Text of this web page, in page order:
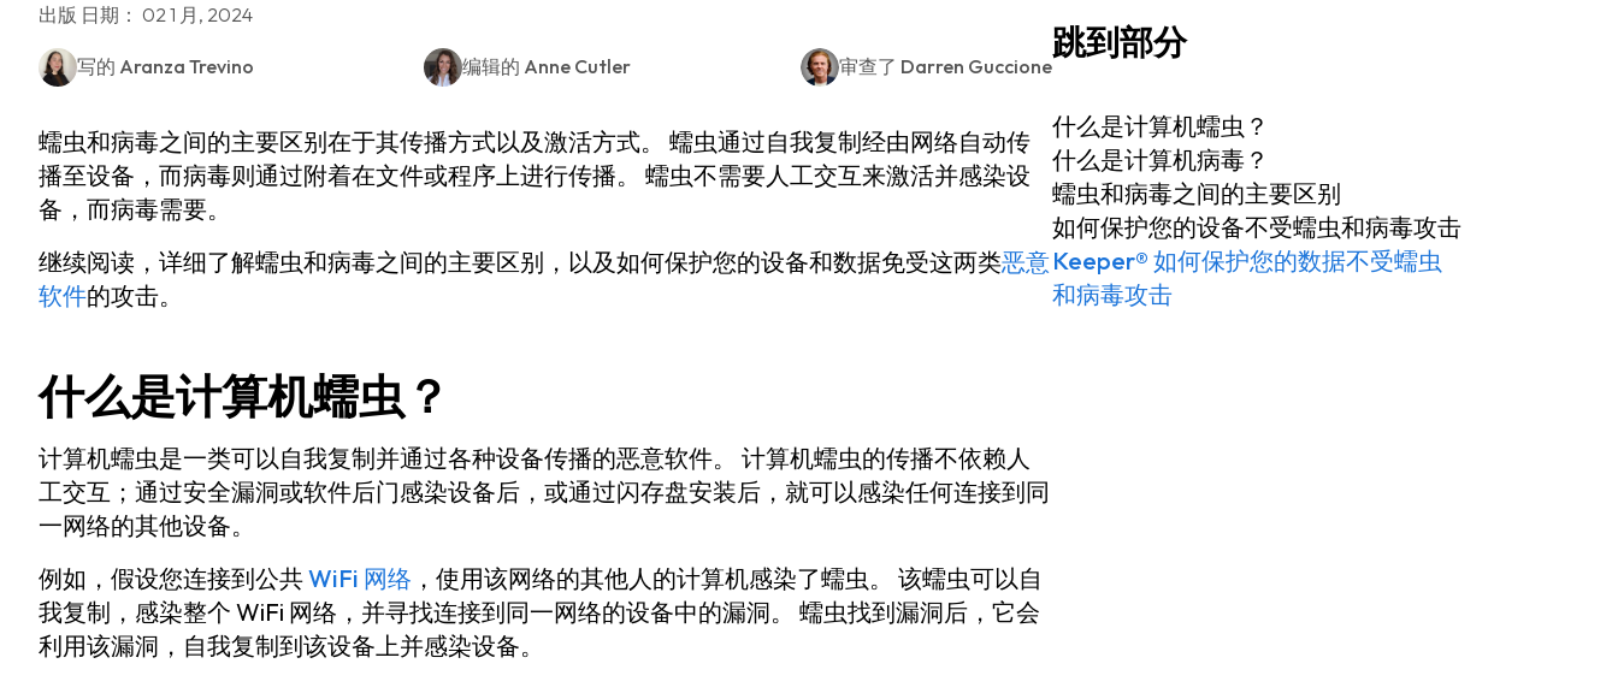
出版 日期： 02 1 月, 2024
写的 Aranza Trevino 编辑的 Anne Cutler 审查了 Darren Guccione
蠕虫和病毒之间的主要区别在于其传播方式以及激活方式。 蠕虫通过自我复制经由网络自动传
播至设备，而病毒则通过附着在文件或程序上进行传播。 蠕虫不需要人工交互来激活并感染设
备，而病毒需要。
继续阅读，详细了解蠕虫和病毒之间的主要区别，以及如何保护您的设备和数据免受这两类恶意
软件的攻击。
什么是计算机蠕虫？
计算机蠕虫是一类可以自我复制并通过各种设备传播的恶意软件。 计算机蠕虫的传播不依赖人
工交互；通过安全漏洞或软件后门感染设备后，或通过闪存盘安装后，就可以感染任何连接到同
一网络的其他设备。
例如，假设您连接到公共WiFi 网络 ，使用该网络的其他人的计算机感染了蠕虫。 该蠕虫可以自
我复制，感染整个 WiFi 网络，并寻找连接到同一网络的设备中的漏洞。 蠕虫找到漏洞后，它会
利用该漏洞，自我复制到该设备上并感染设备。
跳到部分
什么是计算机蠕虫？
什么是计算机病毒？
蠕虫和病毒之间的主要区别
如何保护您的设备不受蠕虫和病毒攻击
Keeper® 如何保护您的数据不受蠕虫
和病毒攻击